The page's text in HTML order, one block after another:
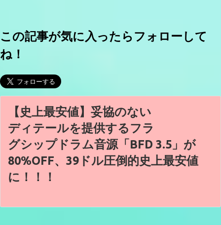
この記事が気に入ったらフォローして
ね！
【史上最安値】妥協のない
ディテールを提供するフラ
グシップドラム音源「BFD 3.5」が
80%OFF、39ドル圧倒的史上最安値
に！！！